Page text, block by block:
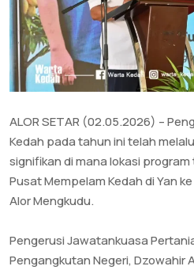
ALOR SETAR (02.05.2026) –
Kedah pada tahun ini telah
signifikan di mana lokasi
Pusat Mempelam Kedah di Yan
Alor Mengkudu.
Pengerusi Jawatankuasa
Pengangkutan Negeri, Dzowahir